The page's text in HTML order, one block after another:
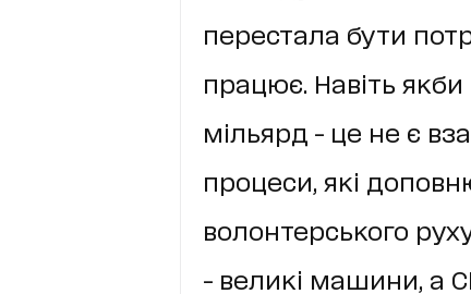
перестала бути
працює. Навіть якби
мільярд - це не є
процеси, які
волонтерського
- великі машини, а